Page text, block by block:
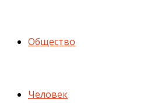
Общество
Человек